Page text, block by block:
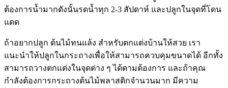
ต้องการน้ำมากดังนั้นรดน้ำทุก 2-3 สัปดาห์ และปลูกในจุดที่โดน
แดด
ถ้าอยากปลูก ต้นไม้ทนแล้ง สำหรับตกแต่งบ้านให้สวย เรา
แนะนำให้ปลูกในกระถางเพื่อให้สามารถควบคุมขนาดได้ อีกทั้ง
สามารถวางตกแต่งในจุดต่าง ๆ ได้ตามต้องการ และถ้าคุณ
กำลังต้องการกระถางต้นไม้พลาสติกจำนวนมาก มีความ